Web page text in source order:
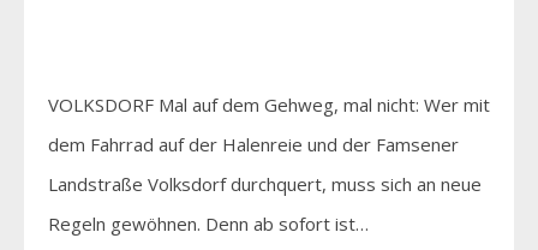
VOLKSDORF Mal auf dem Gehweg, mal nicht: Wer mit
dem Fahrrad auf der Halenreie und der Famsener
Landstraße Volksdorf durchquert, muss sich an neue
Regeln gewöhnen. Denn ab sofort ist…